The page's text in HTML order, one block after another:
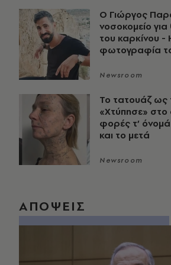
O Γιώργος
νοσοκομείο
του καρκίνου -
φωτογραφία
Newsroom
Το τατουάζ ως
«Χτύπησε»
φορές τ’
και το μετά
Newsroom
ΑΠΟΨΕΙΣ